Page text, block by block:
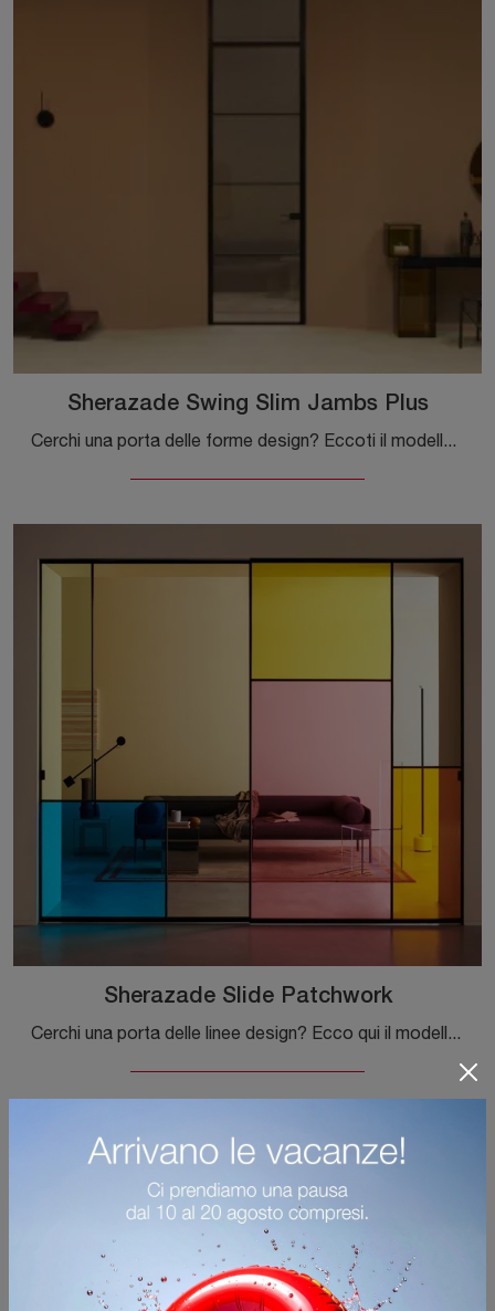
Sherazade Swing Slim Jambs Plus
Cerchi una porta delle forme design? Eccoti il modello Sherazade Swing Slim Jambs Plus tra le Porte interne a battente di Glas Italia.
Sherazade Slide Patchwork
Cerchi una porta delle linee design? Ecco qui il modello Sherazade Slide Patchwork tra le Porte interne scorrevoli di Glas Italia.